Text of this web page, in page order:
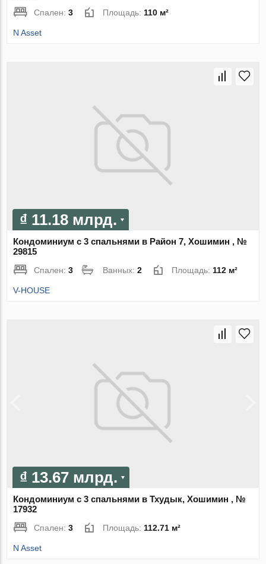
Спален:3 Площадь:110 м²
N Asset
₫ 11.18 млрд.
Кондоминиум с 3 спальнями в Район 7, Хошимин , №
29815
Спален:3 Ванных:2 Площадь: 112 м²
V-HOUSE
₫ 13.67 млрд.
Кондоминиум с 3 спальнями в Тхудык, Хошимин , №
17932
Спален:3 Площадь: 112.71 м²
N Asset